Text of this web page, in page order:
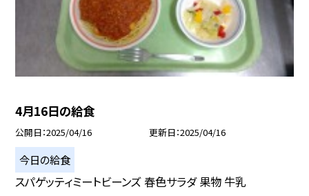
4月16日の給食
公開日 2025/04/16 更新日 2025/04/16
今日の給食
スパゲッティミートビーンズ 春色サラダ 果物 牛乳